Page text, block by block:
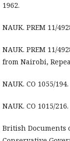
1962.
NAUK. PREM 11/
NAUK. PREM 11/
from Nairobi,
NAUK. CO 1055/
NAUK. CO 1015/
British Documents